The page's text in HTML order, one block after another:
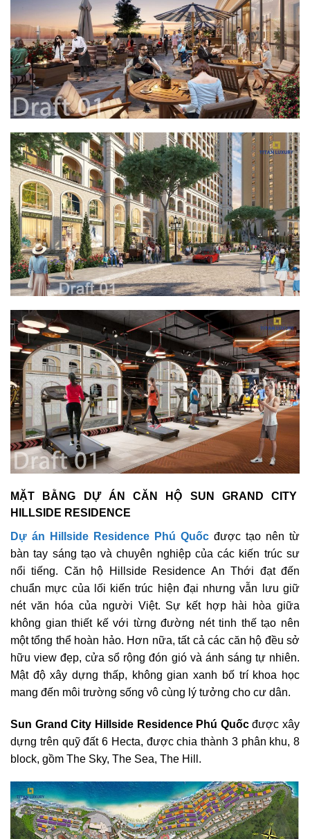
MẶT BẰNG DỰ ÁN CĂN HỘ SUN GRAND CITY
HILLSIDE RESIDENCE
Dự án Hillside Residence Phú Quốc được tạo nên từ
bàn tay sáng tạo và chuyên nghiệp của các kiến trúc sư
nổi tiếng. Căn hộ Hillside Residence An Thới đạt đến
chuẩn mực của lối kiến trúc hiện đại nhưng vẫn lưu giữ
nét văn hóa của người Việt. Sự kết hợp hài hòa giữa
không gian thiết kế với từng đường nét tinh thế tạo nên
một tổng thể hoàn hảo. Hơn nữa, tất cả các căn hộ đều sở
hữu view đẹp, cửa sổ rộng đón gió và ánh sáng tự nhiên.
Mật độ xây dựng thấp, không gian xanh bố trí khoa học
mang đến môi trường sống vô cùng lý tưởng cho cư dân.
Sun Grand City Hillside Residence Phú Quốcđược xây
dựng trên quỹ đất 6 Hecta, được chia thành 3 phân khu, 8
block, gồm The Sky, The Sea, The Hill.